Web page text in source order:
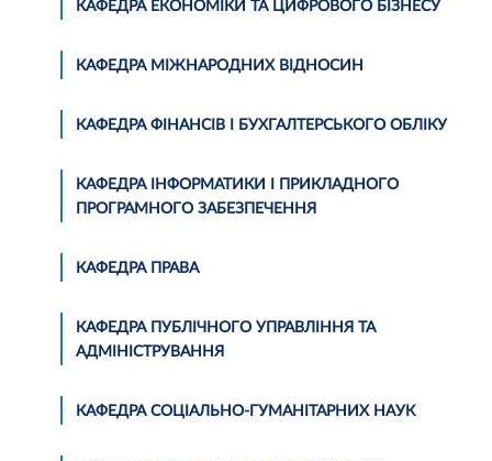
КАФЕДРА ЕКОНОМІКИ ТА ЦИФРОВОГО БІЗНЕСУ
КАФЕДРА МІЖНАРОДНИХ ВІДНОСИН
КАФЕДРА ФІНАНСІВ І БУХГАЛТЕРСЬКОГО ОБЛІКУ
КАФЕДРА ІНФОРМАТИКИ І ПРИКЛАДНОГО
ПРОГРАМНОГО ЗАБЕЗПЕЧЕННЯ
КАФЕДРА ПРАВА
КАФЕДРА ПУБЛІЧНОГО УПРАВЛІННЯ ТА
АДМІНІСТРУВАННЯ
КАФЕДРА СОЦІАЛЬНО-ГУМАНІТАРНИХ НАУК